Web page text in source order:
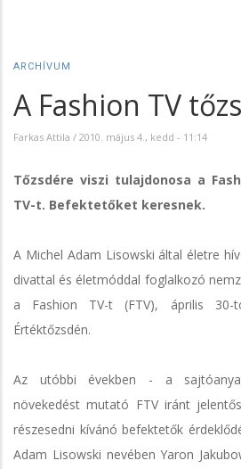
ARCHÍVUM
A Fashion TV
Farkas Attila / 2010. május 4., kedd - 11:14
Tőzsdére viszi tulajdonosa a
TV-t. Befektetőket keresnek.
A Michel Adam Lisowski által életre
divattal és életmóddal foglalkozó
a Fashion TV-t (FTV), április 30-
Értéktőzsdén.
Az utóbbi években - a
növekedést mutató FTV iránt
részesedni kívánó befektetők
Adam Lisowski nevében Yaron